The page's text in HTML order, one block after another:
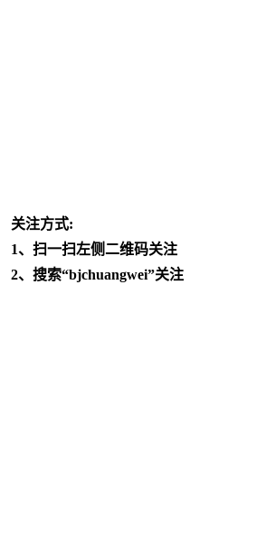
关注方式:
1、扫一扫左侧二维码关注
2、搜索“bjchuangwei”关注